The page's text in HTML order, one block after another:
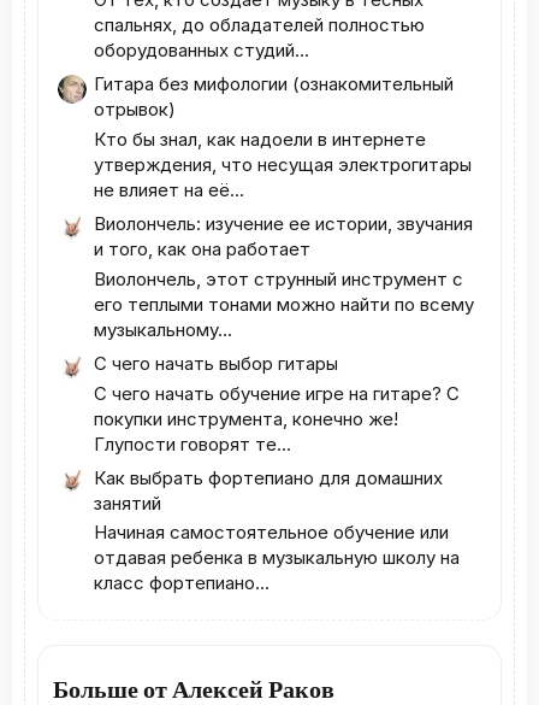
спальнях, до обладателей полностью
оборудованных студий...
Гитара без мифологии (ознакомительный
отрывок)
Кто бы знал, как надоели в интернете
утверждения, что несущая электрогитары
не влияет на её...
Виолончель: изучение ее истории, звучания
и того, как она работает
Виолончель, этот струнный инструмент с
его теплыми тонами можно найти по всему
музыкальному...
С чего начать выбор гитары
С чего начать обучение игре на гитаре? С
покупки инструмента, конечно же!
Глупости говорят те...
Как выбрать фортепиано для домашних
занятий
Начиная самостоятельное обучение или
отдавая ребенка в музыкальную школу на
класс фортепиано...
Больше от Алексей Раков